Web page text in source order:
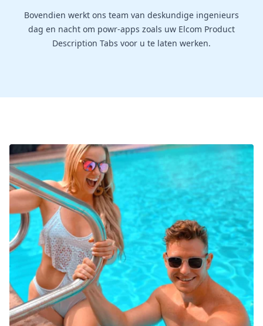
Bovendien werkt ons team van deskundige ingenieurs
dag en nacht om powr-apps zoals uw Elcom Product
Description Tabs voor u te laten werken.